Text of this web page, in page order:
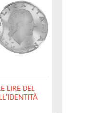
LIRE DEL